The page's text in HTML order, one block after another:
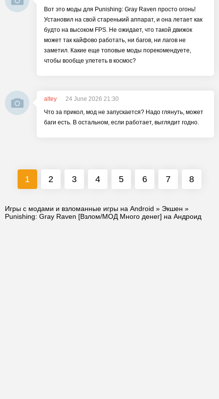
Вот это моды для Punishing: Gray Raven просто огонь!
Установил на свой старенький аппарат, и она летает как
будто на высоком FPS. Не ожидает, что такой движок
может так кайфово работать, ни багов, ни лагов не
заметил. Какие еще топовые моды порекомендуете,
чтобы вообще улететь в космос?
altey
24 June 2026 21:30
Что за прикол, мод не запускается? Надо глянуть, может
баги есть. В остальном, если работает, выглядит годно.
1 2 3 4 5 6 7 8
Игры с модами и взломанные игры на Android » Экшен »
Punishing: Gray Raven [Взлом/МОД Много денег] на Андроид